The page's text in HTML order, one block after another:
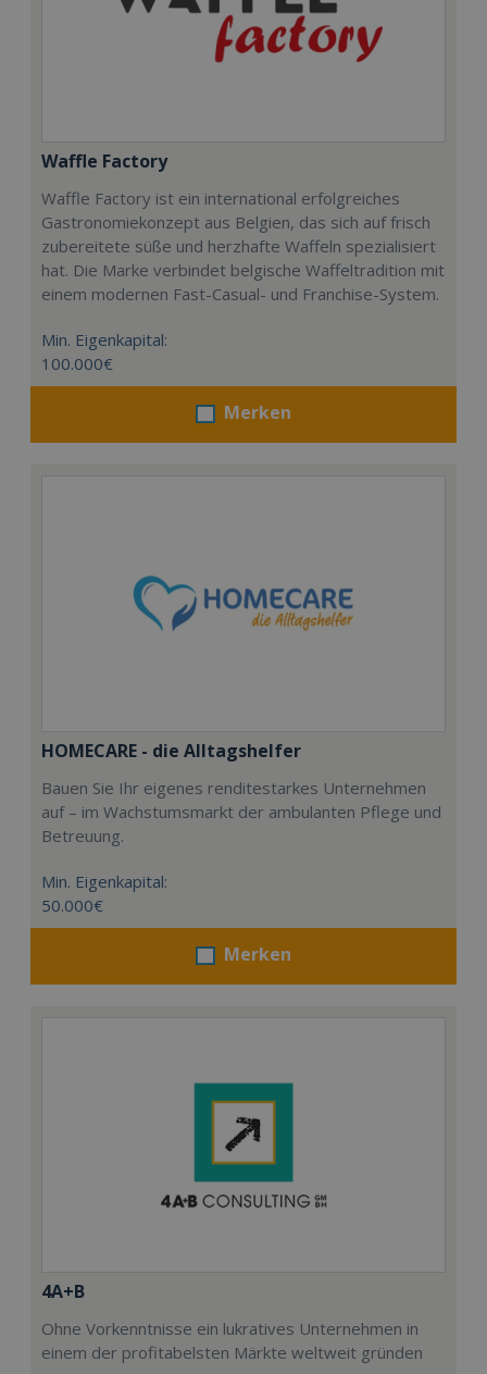
Waffle Factory
Waffle Factory ist ein international erfolgreiches
Gastronomiekonzept aus Belgien, das sich auf frisch
zubereitete süße und herzhafte Waffeln spezialisiert
hat. Die Marke verbindet belgische Waffeltradition mit
einem modernen Fast-Casual- und Franchise-System.
Min. Eigenkapital:
100.000€
Merken
HOMECARE - die Alltagshelfer
Bauen Sie Ihr eigenes renditestarkes Unternehmen
auf – im Wachstumsmarkt der ambulanten Pflege und
Betreuung.
Min. Eigenkapital:
50.000€
Merken
4A+B
Ohne Vorkenntnisse ein lukratives Unternehmen in
einem der profitabelsten Märkte weltweit gründen